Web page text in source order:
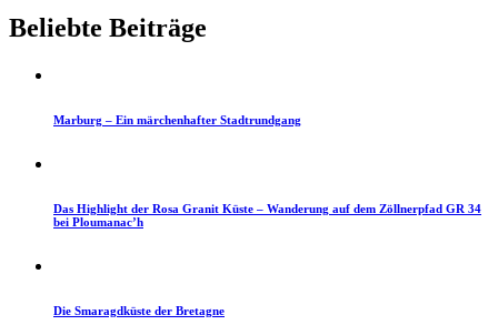
Beliebte Beiträge
Marburg – Ein märchenhafter Stadtrundgang
Das Highlight der Rosa Granit Küste – Wanderung auf dem Zöllnerpfad GR 34
bei Ploumanac’h
Die Smaragdküste der Bretagne